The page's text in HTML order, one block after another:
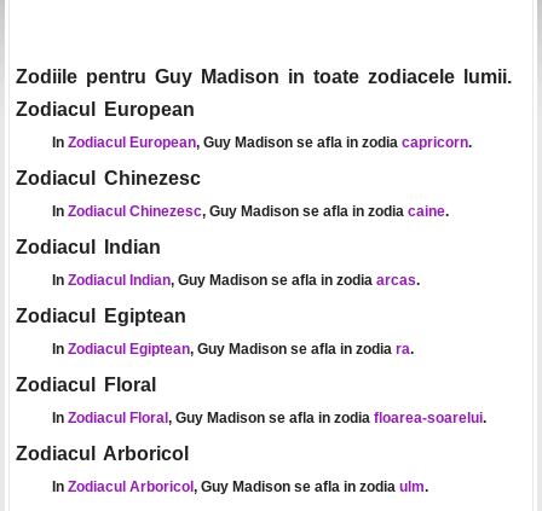
Zodiile pentru Guy Madison in toate zodiacele lumii.
Zodiacul European
In Zodiacul European, Guy Madison se afla in zodia capricorn.
Zodiacul Chinezesc
In Zodiacul Chinezesc, Guy Madison se afla in zodia caine.
Zodiacul Indian
In Zodiacul Indian, Guy Madison se afla in zodia arcas.
Zodiacul Egiptean
In Zodiacul Egiptean, Guy Madison se afla in zodia ra.
Zodiacul Floral
In Zodiacul Floral , Guy Madison se afla in zodia floarea-soarelui.
Zodiacul Arboricol
In Zodiacul Arboricol , Guy Madison se afla in zodia ulm.